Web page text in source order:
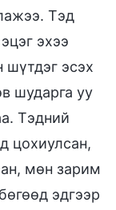
Тэд
эхээ
шүтдэг эсэх
шударга уу
Тэдний
цохиулсан,
мөн зарим
эдгээр